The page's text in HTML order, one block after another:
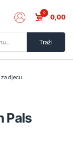
Traži
0 0,00
djecu
Pals